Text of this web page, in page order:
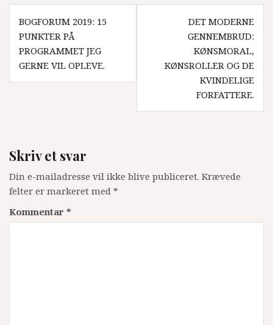
Indlægsnavigation
BOGFORUM 2019: 15
PUNKTER PÅ
PROGRAMMET JEG
GERNE VIL OPLEVE.
DET MODERNE
GENNEMBRUD:
KØNSMORAL,
KØNSROLLER OG DE
KVINDELIGE
FORFATTERE.
Skriv et svar
Din e-mailadresse vil ikke blive publiceret. Krævede
felter er markeret med *
Kommentar *